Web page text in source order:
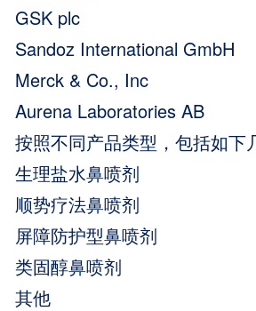
GSK plc
Sandoz International GmbH
Merck & Co., Inc
Aurena Laboratories AB
按照不同产品类型，包括如下
生理盐水鼻喷剂
顺势疗法鼻喷剂
屏障防护型鼻喷剂
类固醇鼻喷剂
其他